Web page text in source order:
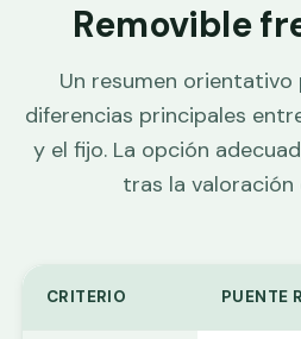
Removible
Un resumen
diferencias principales
y el fijo. La opción
tras la valoración
CRITERIO PUENTE